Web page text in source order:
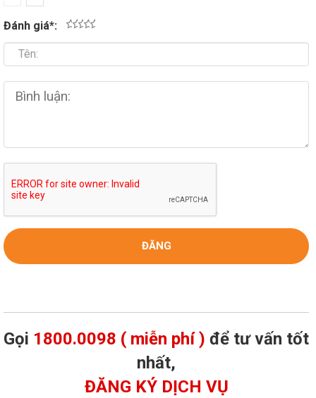
Đánh giá*:
Gọi 1800.0098 ( miễn phí ) để tư vấn tốt
nhất,
ĐĂNG KÝ DỊCH VỤ